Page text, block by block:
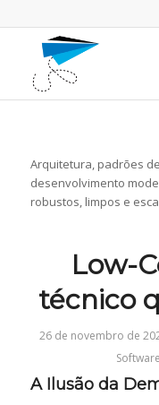
Arquitetura, padrões
desenvolvimento
robustos, limpos e
Low-
técnico
26 de novembro de
Software
A Ilusão da